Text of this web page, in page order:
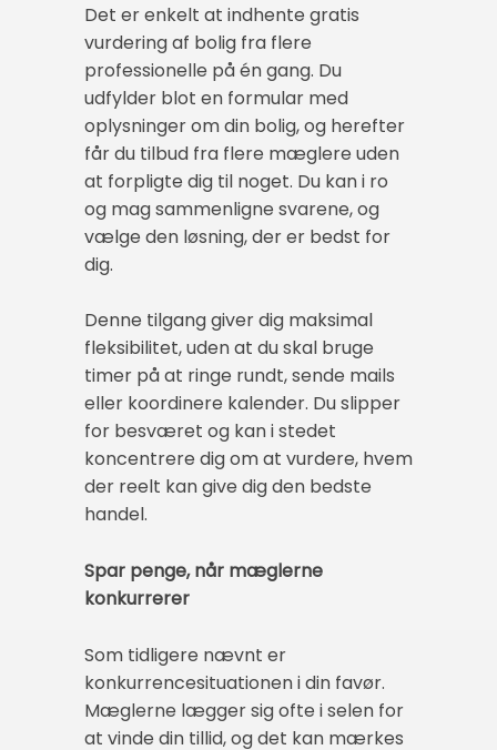
Det er enkelt at indhente gratis
vurdering af bolig fra flere
professionelle på én gang. Du
udfylder blot en formular med
oplysninger om din bolig, og herefter
får du tilbud fra flere mæglere uden
at forpligte dig til noget. Du kan i ro
og mag sammenligne svarene, og
vælge den løsning, der er bedst for
dig.
Denne tilgang giver dig maksimal
fleksibilitet, uden at du skal bruge
timer på at ringe rundt, sende mails
eller koordinere kalender. Du slipper
for besværet og kan i stedet
koncentrere dig om at vurdere, hvem
der reelt kan give dig den bedste
handel.
Spar penge, når mæglerne
konkurrerer
Som tidligere nævnt er
konkurrencesituationen i din favør.
Mæglerne lægger sig ofte i selen for
at vinde din tillid, og det kan mærkes